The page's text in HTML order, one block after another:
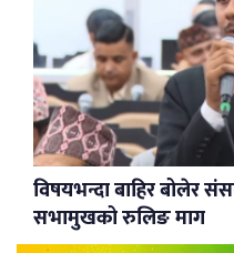
विषयभन्दा बाहिर बोलेर
सभामुखको रुलिङ माग